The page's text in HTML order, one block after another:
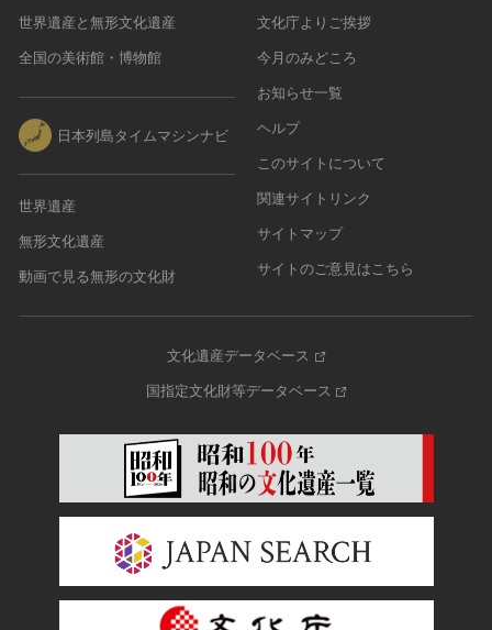
世界遺産と無形文化遺産
全国の美術館・博物館
日本列島タイムマシンナビ
世界遺産
無形文化遺産
動画で見る無形の文化財
文化庁よりご挨拶
今月のみどころ
お知らせ一覧
ヘルプ
このサイトについて
関連サイトリンク
サイトマップ
サイトのご意見はこちら
文化遺産データベース
国指定文化財等データベース